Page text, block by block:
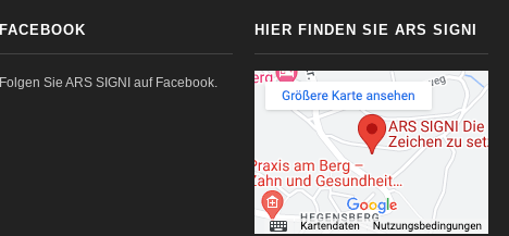
FACEBOOK
Folgen Sie ARS SIGNI auf Facebook.
HIER FINDEN SIE ARS SIGNI